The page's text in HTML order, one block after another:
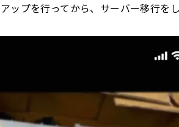
ップを行ってから、サーバー移行を